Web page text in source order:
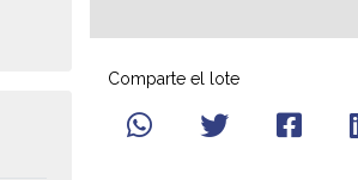
Comparte el lote